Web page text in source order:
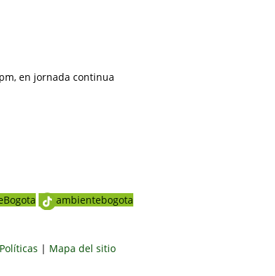
en jornada continua
ambientebogota
| Mapa del sitio